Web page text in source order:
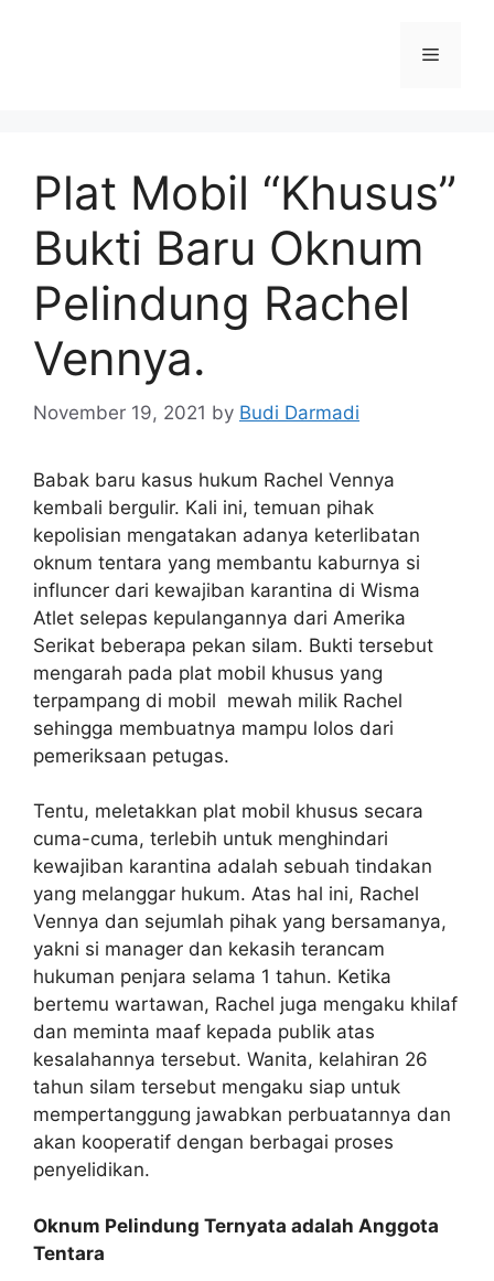
Plat Mobil “Khusus”
Bukti Baru Oknum
Pelindung Rachel
Vennya.
November 19, 2021 by Budi Darmadi
Babak baru kasus hukum Rachel Vennya
kembali bergulir. Kali ini, temuan pihak
kepolisian mengatakan adanya keterlibatan
oknum tentara yang membantu kaburnya si
influncer dari kewajiban karantina di Wisma
Atlet selepas kepulangannya dari Amerika
Serikat beberapa pekan silam. Bukti tersebut
mengarah pada plat mobil khusus yang
terpampang di mobil mewah milik Rachel
sehingga membuatnya mampu lolos dari
pemeriksaan petugas.
Tentu, meletakkan plat mobil khusus secara
cuma-cuma, terlebih untuk menghindari
kewajiban karantina adalah sebuah tindakan
yang melanggar hukum. Atas hal ini, Rachel
Vennya dan sejumlah pihak yang bersamanya,
yakni si manager dan kekasih terancam
hukuman penjara selama 1 tahun. Ketika
bertemu wartawan, Rachel juga mengaku khilaf
dan meminta maaf kepada publik atas
kesalahannya tersebut. Wanita, kelahiran 26
tahun silam tersebut mengaku siap untuk
mempertanggung jawabkan perbuatannya dan
akan kooperatif dengan berbagai proses
penyelidikan.
Oknum Pelindung Ternyata adalah Anggota
Tentara